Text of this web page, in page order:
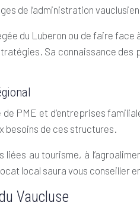
de l’administration
du Luberon ou de faire
Sa connaissance
PME et d’entreprises
besoins de ces structures.
au tourisme, à
local saura vous conseiller
Vaucluse